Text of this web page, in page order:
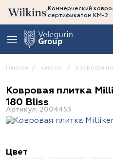
Коммерческий
сертификатом КМ-2
Главная Каталог Ковровая
Ковровая плитка
180 Bliss
Артикул: 2004453
Цвет